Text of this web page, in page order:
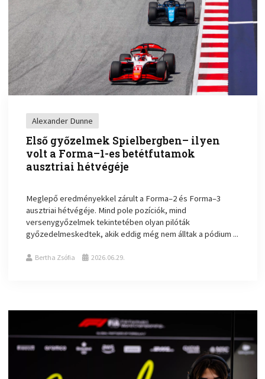
Alexander Dunne
Első győzelmek Spielbergben– ilyen
volt a Forma–1-es betétfutamok
ausztriai hétvégéje
Meglepő eredményekkel zárult a Forma–2 és Forma–3
ausztriai hétvégéje. Mind pole pozíciók, mind
versenygyőzelmek tekintetében olyan pilóták
győzedelmeskedtek, akik eddig még nem álltak a pódium ...
Bertha Zsófia 2026.06.29.